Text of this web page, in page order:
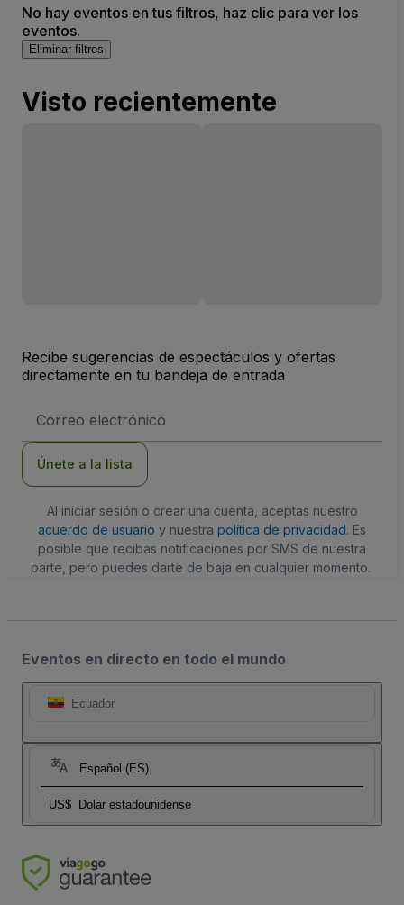
No hay eventos en tus filtros, haz clic para ver los
eventos.
Eliminar filtros
Visto recientemente
Recibe sugerencias de espectáculos y ofertas
directamente en tu bandeja de entrada
de
Únete a la lista
Al iniciar sesión o crear una cuenta, aceptas nuestro
acuerdo de usuario y nuestra política de privacidad. Es
posible que recibas notificaciones por SMS de nuestra
parte, pero puedes darte de baja en cualquier momento.
Eventos en directo en todo el mundo
Ecuador
Español (ES)
US$ Dolar estadounidense